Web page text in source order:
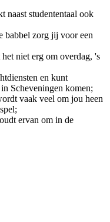
naast studententaal ook
babbel zorg jij voor een
niet erg om overdag, 's
en kunt
Scheveningen komen;
vaak veel om jou heen
ervan om in de